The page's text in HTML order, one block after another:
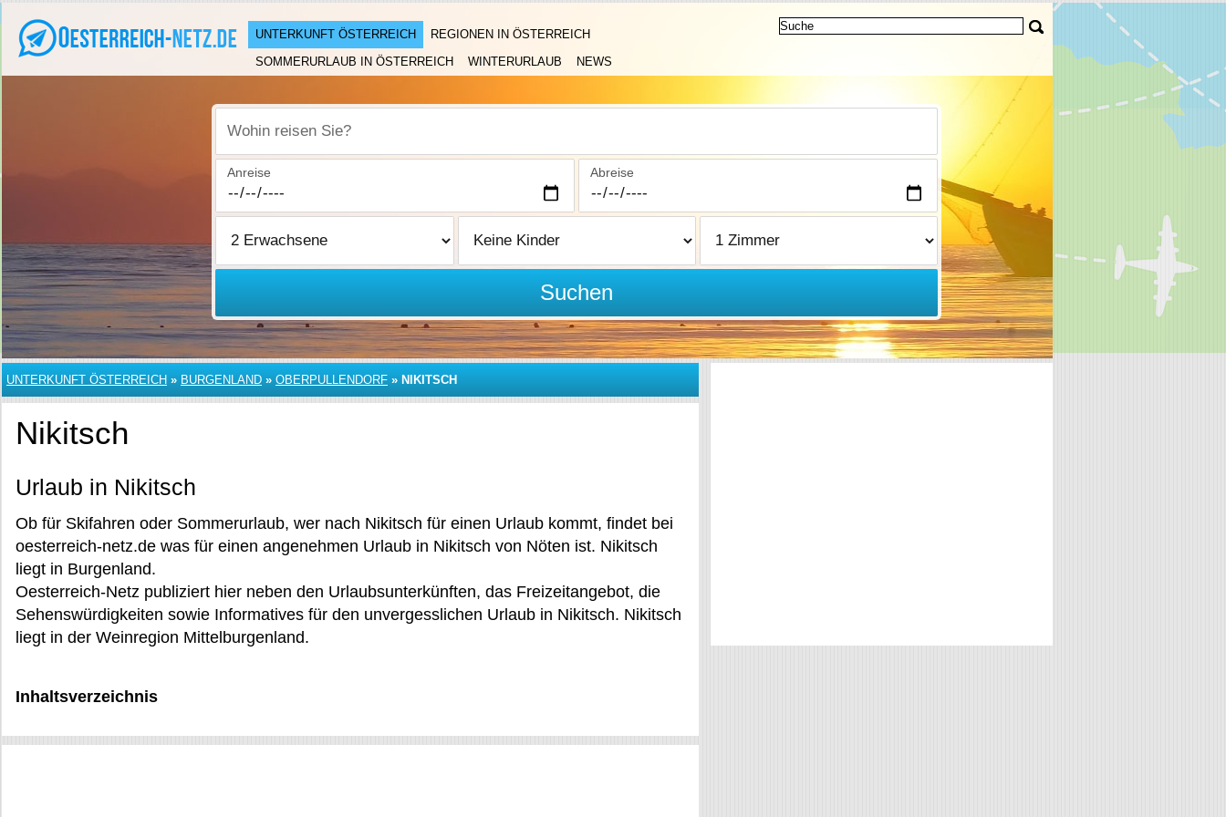
UNTERKUNFT ÖSTERREICH
REGIONEN IN ÖSTERREICH
SOMMERURLAUB IN ÖSTERREICH
WINTERURLAUB NEWS
Wohin reisen Sie?
Anreise Abreise
Suchen
UNTERKUNFT ÖSTERREICH » BURGENLAND » OBERPULLENDORF » NIKITSCH
Nikitsch
Urlaub in Nikitsch
Ob für Skifahren oder Sommerurlaub, wer nach Nikitsch für einen Urlaub kommt, findet bei
oesterreich-netz.de was für einen angenehmen Urlaub in Nikitsch von Nöten ist. Nikitsch
liegt in Burgenland.
Oesterreich-Netz publiziert hier neben den Urlaubsunterkünften, das Freizeitangebot, die
Sehenswürdigkeiten sowie Informatives für den unvergesslichen Urlaub in Nikitsch. Nikitsch
liegt in der Weinregion Mittelburgenland.
Inhaltsverzeichnis